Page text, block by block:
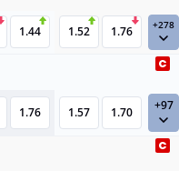
1.44 1.52 1.76 +278
1.76 1.57 1.70 +97